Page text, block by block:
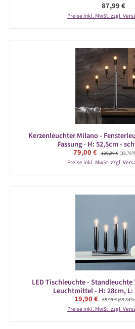
Regulärer
87,99 €
Preise inkl. MwSt. zzgl.
Kerzenleuchter Milano -
Fassung - H: 52,5cm -
Verkaufspreis:
79,00 € Regulärer Preis:
129,00 €
Preise inkl. MwSt. zzgl.
LED Tischleuchte -
Leuchtmittel - H: 28cm, L:
Verkaufspreis:
19,90 € Regulärer Preis:
65,99 €
Preise inkl. MwSt. zzgl.